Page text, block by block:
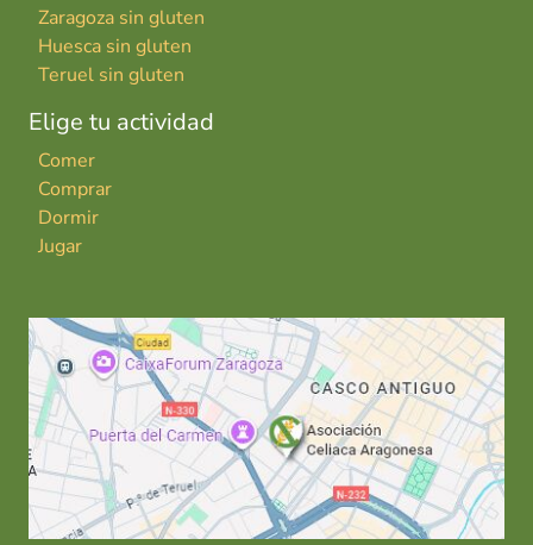
Zaragoza sin gluten
Huesca sin gluten
Teruel sin gluten
Elige tu actividad
Comer
Comprar
Dormir
Jugar